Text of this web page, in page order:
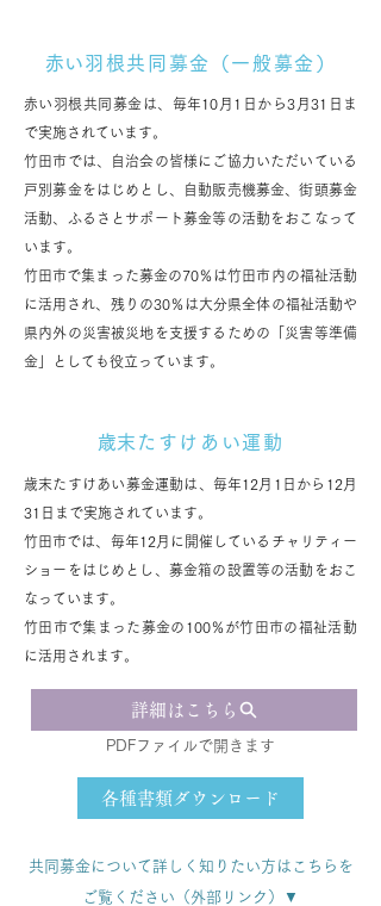
​赤い羽根共同募金（一般募金）
赤い羽根共同募金は、毎年10月1日から3月31日ま
で実施されています。
竹田市では、自治会の皆様にご協力いただいている
戸別募金をはじめとし、自動販売機募金、街頭募金
活動、ふるさとサポート募金等の活動をおこなって
います。
竹田市で集まった募金の70％は竹田市内の福祉活動
に活用され、残りの30％は大分県全体の福祉活動や
県内外の災害被災地を支援するための「災害等準備
金」としても役立っています。
​歳末たすけあい運動
​歳末たすけあい募金運動は、毎年12月1日から12月
31日まで実施されています。
竹田市では、毎年12月に開催しているチャリティー
ショーをはじめとし、募金箱の設置等の活動をおこ
なっています。
​竹田市で集まった募金の100％が竹田市の福祉活動
に活用されます。
詳細はこちら
PDFファイルで開きます
各種書類ダウンロード
​共同募金について詳しく知りたい方はこちらを
ご覧ください（外部リンク）▼